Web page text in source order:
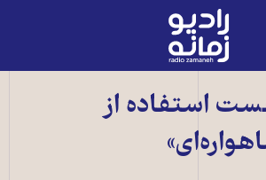
رادیو
زمانه
صفحه
اصلی
استفاده از